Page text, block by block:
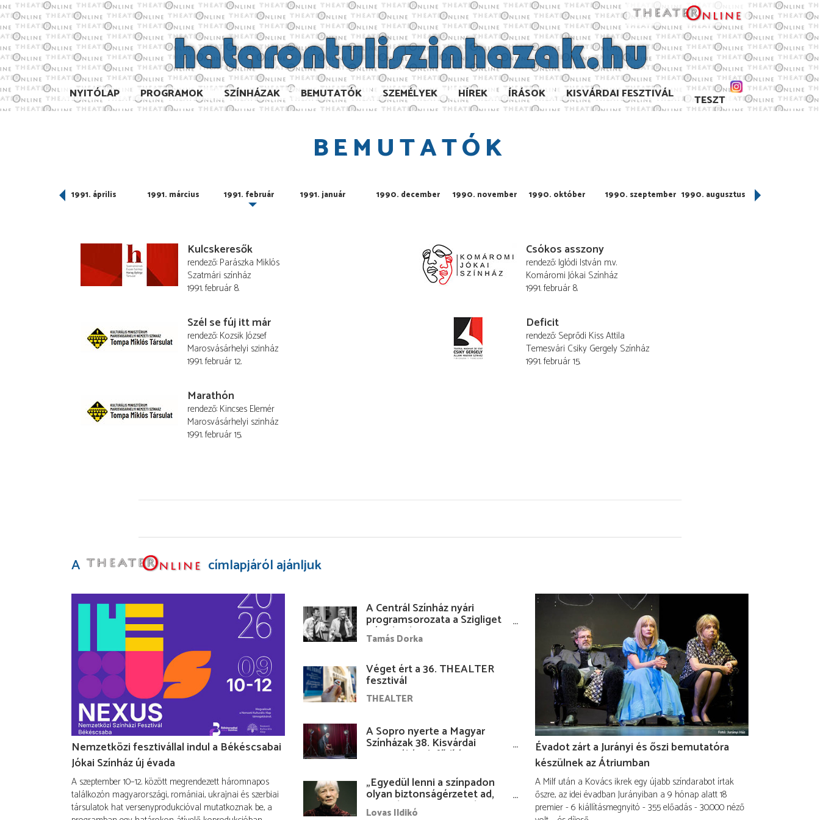
NYITÓLAP PROGRAMOK SZÍNHÁZAK BEMUTATÓK SZEMÉLYEK HÍREK ÍRÁSOK KISVÁRDAI FESZTIVÁL TESZT
BEMUTATÓK
1991. április 1991. március 1991. február 1991. január 1990. december 1990. november 1990. október 1990. szeptember 1990. augusztus 1990. július
Kulcskeresők
rendező Parászka Miklós
Szatmári színház
1991. február 8.
Csókos asszony
rendező Iglódi István m.v.
Komáromi Jókai Színház
1991. február 8.
Szél se fúj itt már
rendező Kozsik József
Marosvásárhelyi szinház
1991. február 12.
Deficit
rendező Seprődi Kiss Attila
Temesvári Csiky Gergely Színház
1991. február 15.
Marathón
rendező Kincses Elemér
Marosvásárhelyi szinház
1991. február 15.
A címlapjáról ajánljuk
Nemzetközi fesztivállal indul a Békéscsabai
Jókai Színház új évada
A szeptember 10–12. között megrendezett háromnapos
találkozón magyarországi, romániai, ukrajnai és szerbiai
társulatok hat versenyprodukcióval mutatkoznak be, a
A Centrál Színház nyári
programsorozata a Szigliget
Várudvarban
Tamás Dorka
Véget ért a 36. THEALTER
fesztivál
THEALTER
A Sopro nyerte a Magyar
Színházak 38. Kisvárdai
Fesztiváljának fődíját
„Egyedül lenni a színpadon
olyan biztonságérzetet ad,
hogy lám, mindenki más
Lovas Ildikó
Évadot zárt a Jurányi és őszi bemutatóra
készülnek az Átriumban
A Milf után a Kovács ikrek egy újabb színdarabot írtak
őszre, az idei évadban Jurányiban a 9 hónap alatt 18
premier - 6 kiállításmegnyitó - 355 előadás - 30.000 néző